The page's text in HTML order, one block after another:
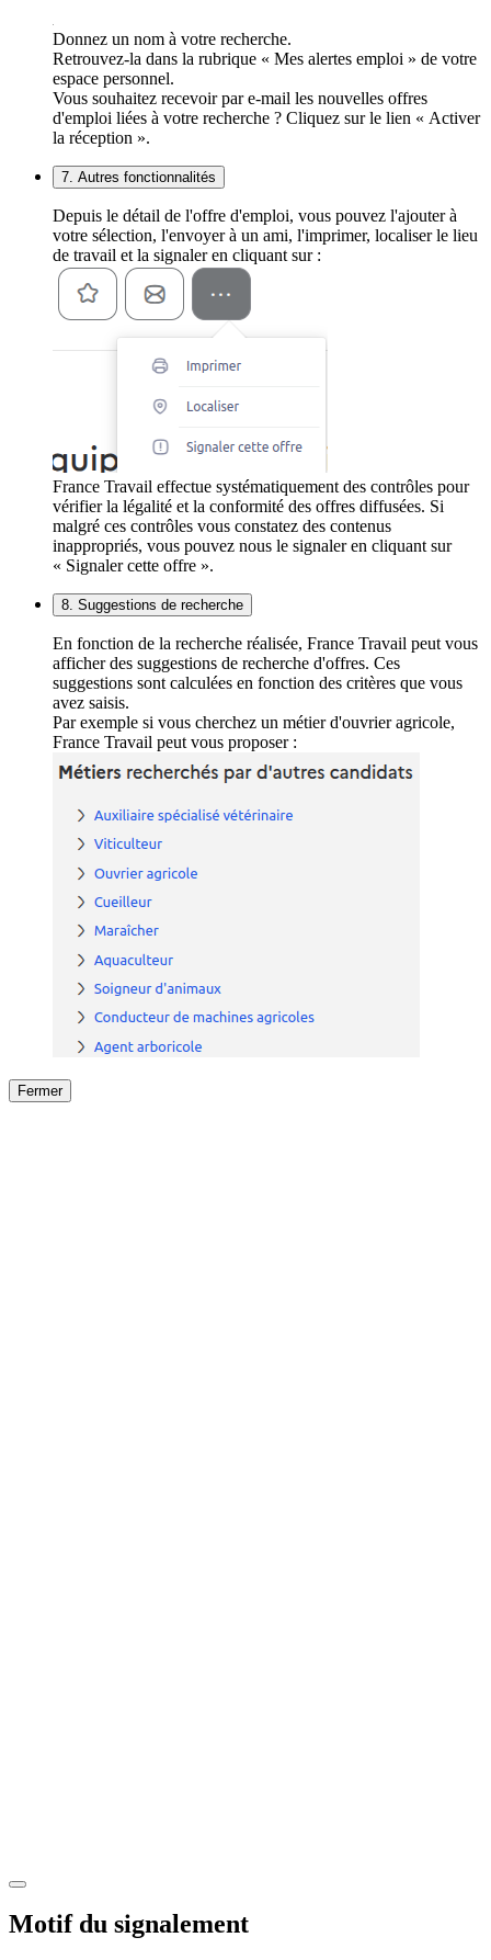
Donnez un nom à votre recherche.
Retrouvez-la dans la rubrique « Mes alertes emploi » de votre
espace personnel.
Vous souhaitez recevoir par e-mail les nouvelles offres
d'emploi liées à votre recherche ? Cliquez sur le lien « Activer
la réception ».
7. Autres fonctionnalités
Depuis le détail de l'offre d'emploi, vous pouvez l'ajouter à
votre sélection, l'envoyer à un ami, l'imprimer, localiser le lieu
de travail et la signaler en cliquant sur :
France Travail effectue systématiquement des contrôles pour
vérifier la légalité et la conformité des offres diffusées. Si
malgré ces contrôles vous constatez des contenus
inappropriés, vous pouvez nous le signaler en cliquant sur
« Signaler cette offre ».
8. Suggestions de recherche
En fonction de la recherche réalisée, France Travail peut vous
afficher des suggestions de recherche d'offres. Ces
suggestions sont calculées en fonction des critères que vous
avez saisis.
Par exemple si vous cherchez un métier d'ouvrier agricole,
France Travail peut vous proposer :
Fermer
Motif du signalement